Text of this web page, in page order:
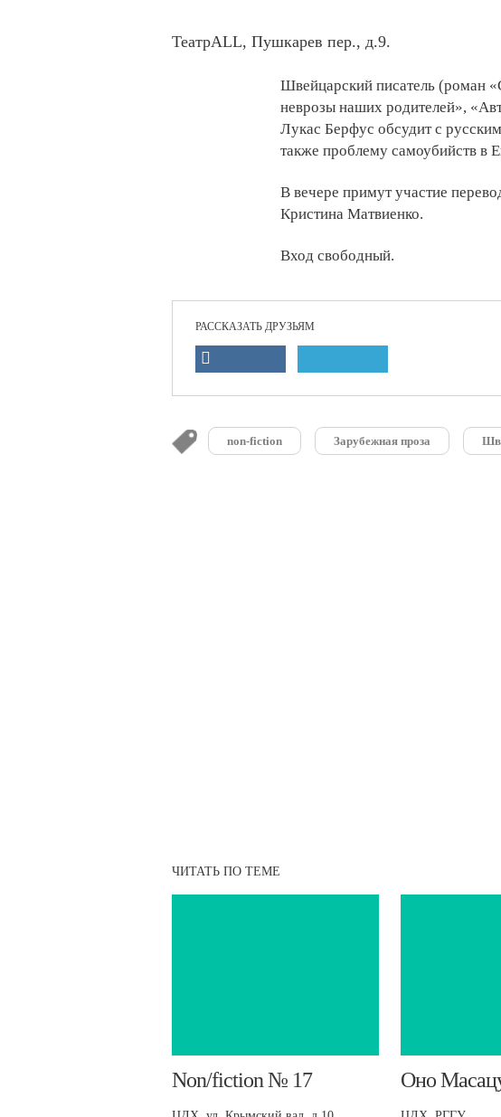
ТеатрALL, Пушкарев пер., д.9.
Швейцарский писатель (роман
неврозы наших родителей»,
Лукас Берфус обсудит с
также проблему самоубийств в
В вечере примут участие
Кристина Матвиенко.
Вход свободный.
РАССКАЗАТЬ ДРУЗЬЯМ
non-fiction Зарубежная проза
ЧИТАТЬ ПО ТЕМЕ
​Non/fiction № 17 ​Оно